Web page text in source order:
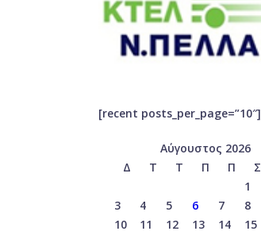
[recent posts_per_page=”10″]
Αύγουστος 2026
Δ
Τ Τ Π Π Σ
1
3
4 5 6 7 8
10
11 12 13 14 15